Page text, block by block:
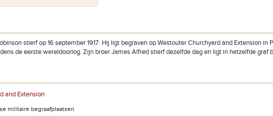
stierf op 16 september 1917. Hij ligt begraven op Westouter Churchyard and Extension in
de eerste wereldoorlog. Zijn broer James Alfred stierf dezelfde dag en ligt in hetzelfde graf
and Extension
militaire begraafplaatsen